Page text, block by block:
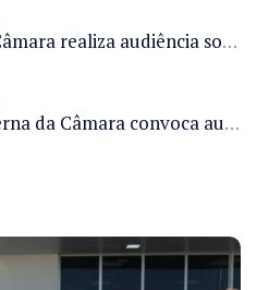
Comissão da Câmara realiza audiência sobre apostas online para medir o tamanho do mercado ilegal
Comissão externa da Câmara convoca audiência pública sobre chuvas na Zona da Mata de Minas Gerais e impactos em Juiz de Fora